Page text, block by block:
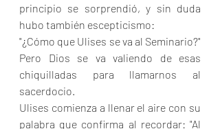
principio se sorprendió, y sin duda
hubo también escepticismo:
"¿Cómo que Ulises se va al Seminario?"
Pero Dios se va valiendo de esas
chiquilladas para llamarnos al
sacerdocio.
Ulises comienza a llenar el aire con su
palabra que confirma al recordar: "Al